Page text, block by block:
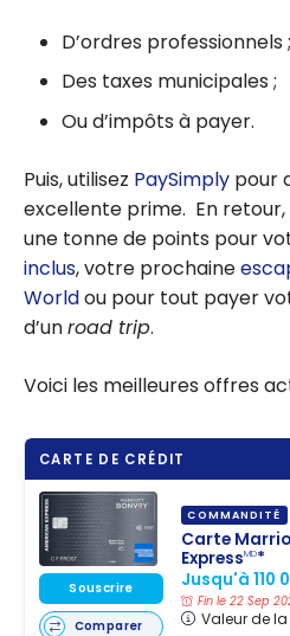
D’ordres professionnels ;
Des taxes municipales ;
Ou d’impôts à payer.
Puis, utilisez PaySimply pour
excellente prime. En retour,
une tonne de points pour
inclus, votre prochaine
Worldou pour tout payer
d’unroad trip.
Voici les meilleures offres
CARTE DE CRÉDIT
COMMANDITÉ
Carte
ExpressMD*
Jusqu'à 110
Fin le 22 Sep
Valeur de
Souscrire
Comparer